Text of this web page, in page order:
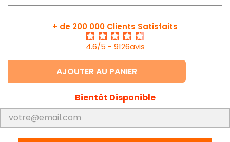
+ de 200 000 Clients Satisfaits
4.6/5 - 9126avis
AJOUTER AU PANIER
Bientôt Disponible